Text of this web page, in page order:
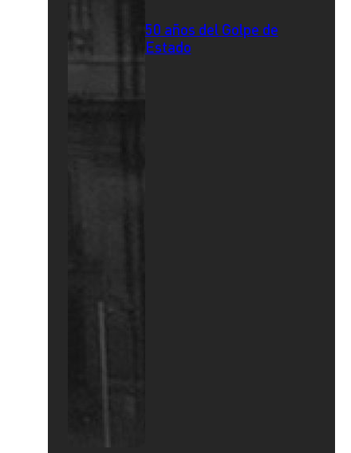
50 años del Golpe de
Estado